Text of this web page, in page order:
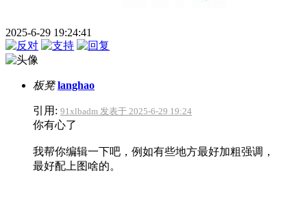
2025-6-29 19:24:41
板凳 langhao
引用: 91xlbadm 发表于 2025-6-29 19:24
你有心了
我帮你编辑一下吧，例如有些地方最好加粗强调，
最好配上图啥的。